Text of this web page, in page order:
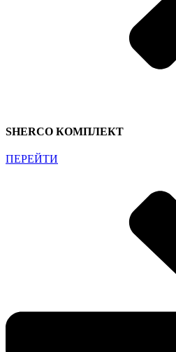
SHERCO КОМПЛЕКТ
ПЕРЕЙТИ